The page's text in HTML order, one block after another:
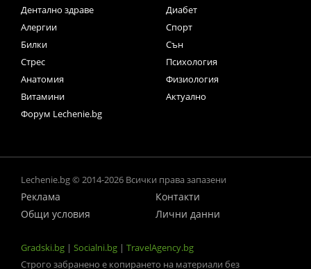
Дентално здраве
Диабет
Алергии
Спорт
Билки
Сън
Стрес
Психология
Анатомия
Физиология
Витамини
Актуално
Форум Lechenie.bg
Lechenie.bg © 2014-2026 Всички права запазени
Реклама
Контакти
Общи условия
Лични данни
Gradski.bg | Socialni.bg | TravelAgency.bg
Строго забранено е копирането на материали без